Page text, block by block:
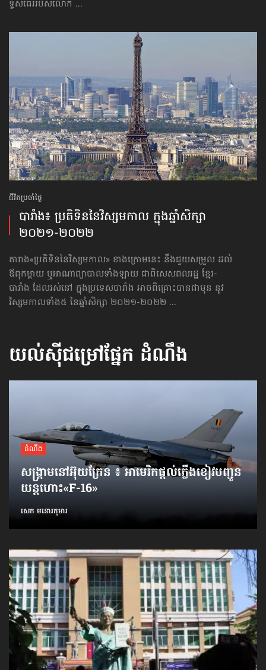
ទ្វីសធើររបស់លោក ...
ជីវិតប្រចាំថ្ងៃ
បារាំង៖ ប្រតិទិន​​នៃវិស្សមកាល ក្នុងឆ្នាំសិក្សា
២០២១-២០២២
តារាង​«ប្រតិទិន​​នៃវិស្សមកាល» ខាងក្រោមនេះ នឹងជួយសម្រួល ដល់
ឪពុកម្ដាយ ឬអាណាព្យាបាល​ទាំងឡាយ ជាពិសេសពលរដ្ឋ ខ្មែរ-
បារាំង ដែលរស់នៅ ក្នុងប្រទេសបារាំង អាចពិគ្រោះបាន​ជាមុន នូវ
វិស្សមកាល​ទាំង៥ នៃឆ្នាំសិក្សា ២០២១-២០២២ ...
យល់ស៊ីជម្រៅផ្នែក ដំណឹង
ដំណឹង
សង្គ្រាមនៅអ៊ុយក្រែន ៖ អាមេរិកផ្ដល់ភ្លើងខៀវបញ្ជូន
យន្តហោះ«F-16»
សេក មនោរកុមារ